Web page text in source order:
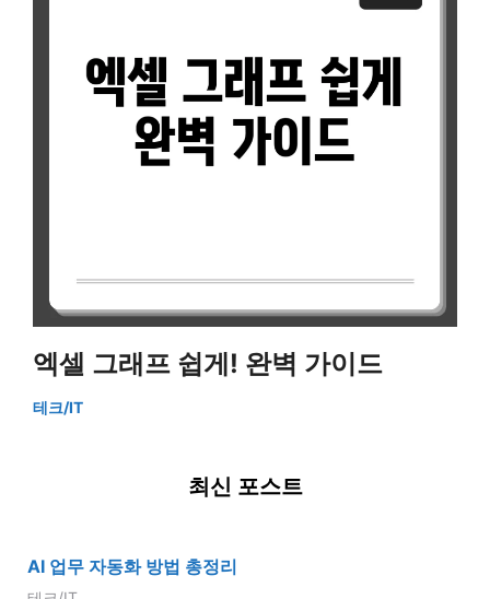
엑셀 그래프 쉽게! 완벽 가이드
테크/IT
최신 포스트
AI 업무 자동화 방법 총정리